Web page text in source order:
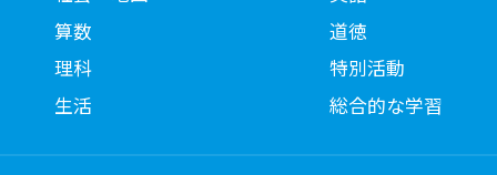
算数
理科
生活
道徳
特別活動
総合的な学習